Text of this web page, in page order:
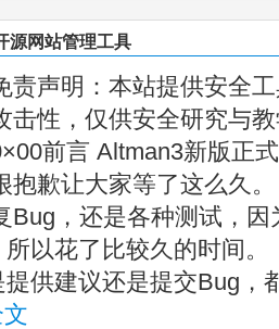
源网站管理工具
责声明：本站提供安全
击性，仅供安全研究与
前言 Altman3新版正
抱歉让大家等了这么久
Bug，还是各种测试，
以花了比较久的时间
供建议还是提交Bug，